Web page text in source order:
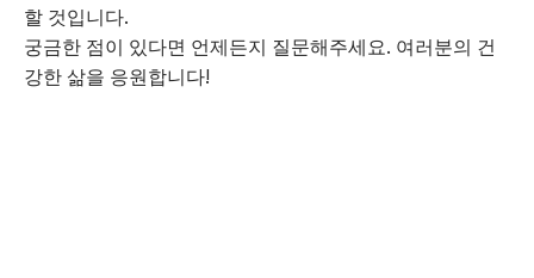
할 것입니다.
궁금한 점이 있다면 언제든지 질문해주세요. 여러분의 건
강한 삶을 응원합니다!